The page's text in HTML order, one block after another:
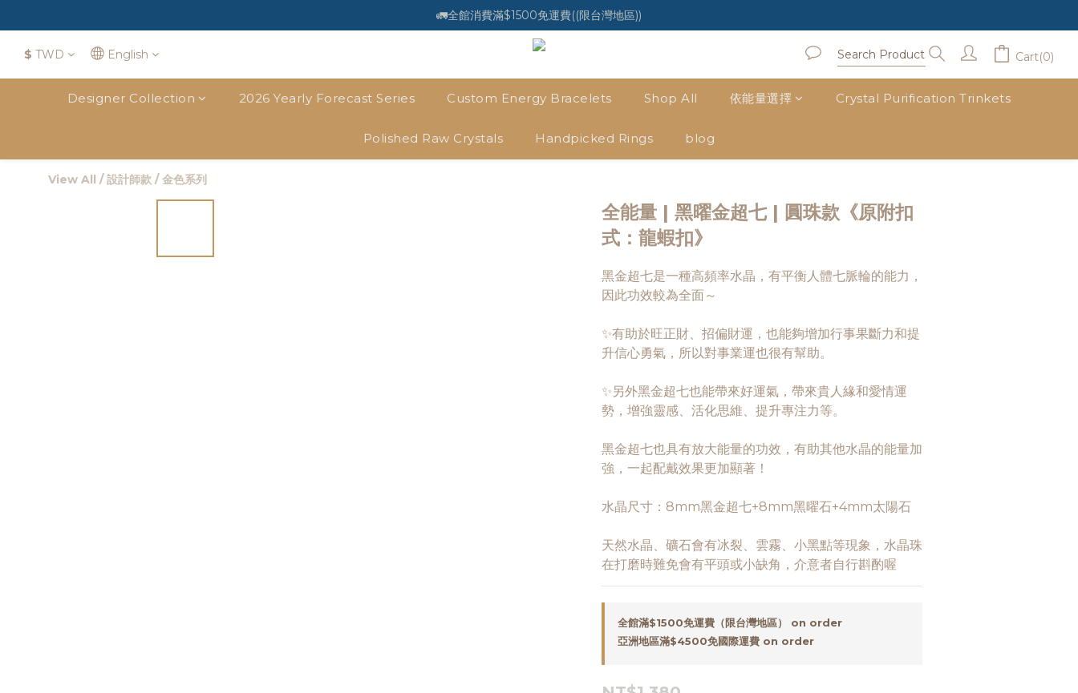
🚛全館消費滿$1500免運費((限台灣地區))
$ TWD English Cart(0)
Designer Collection 2026 Yearly Forecast Series Custom Energy Bracelets Shop All 依能量選擇 Crystal Purification Trinkets
Polished Raw Crystals Handpicked Rings blog
View All /設計師款 /金色系列
全能量 | 黑曜金超七 | 圓珠款《原附扣
式：龍蝦扣》
黑金超七是一種高頻率水晶，有平衡人體七脈輪的能力，
因此功效較為全面～
✨有助於旺正財、招偏財運，也能夠增加行事果斷力和提
升信心勇氣，所以對事業運也很有幫助。
✨另外黑金超七也能帶來好運氣，帶來貴人緣和愛情運
勢，增強靈感、活化思維、提升專注力等。
黑金超七也具有放大能量的功效，有助其他水晶的能量加
強，一起配戴效果更加顯著！
水晶尺寸：8mm黑金超七+8mm黑曜石+4mm太陽石
天然水晶、礦石會有冰裂、雲霧、小黑點等現象，水晶珠
在打磨時難免會有平頭或小缺角，介意者自行斟酌喔
全館滿$1500免運費（限台灣地區） on order
亞洲地區滿$4500免國際運費 on order